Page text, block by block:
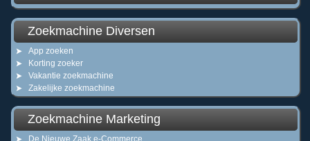
Zoekmachine Diversen
App zoeken
Korting zoeker
Vakantie zoekmachine
Zakelijke zoekmachine
Zoekmachine Marketing
De Nieuwe Zaak e-Commerce